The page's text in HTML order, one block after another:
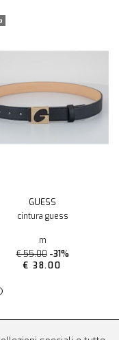
GUESS
cintura guess
m
€ 55.00 -31%
€ 38.00